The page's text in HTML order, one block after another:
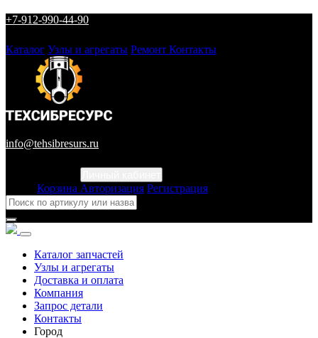
+7-912-990-44-90
Каталог Узлы и агрегаты Ремонт Контакты
info@tehsibresurs.ru
Корзина Авторизация Регистрация
Каталог запчастей
Узлы и агрегаты
Доставка и оплата
Компания
Запрос детали
Контакты
Город